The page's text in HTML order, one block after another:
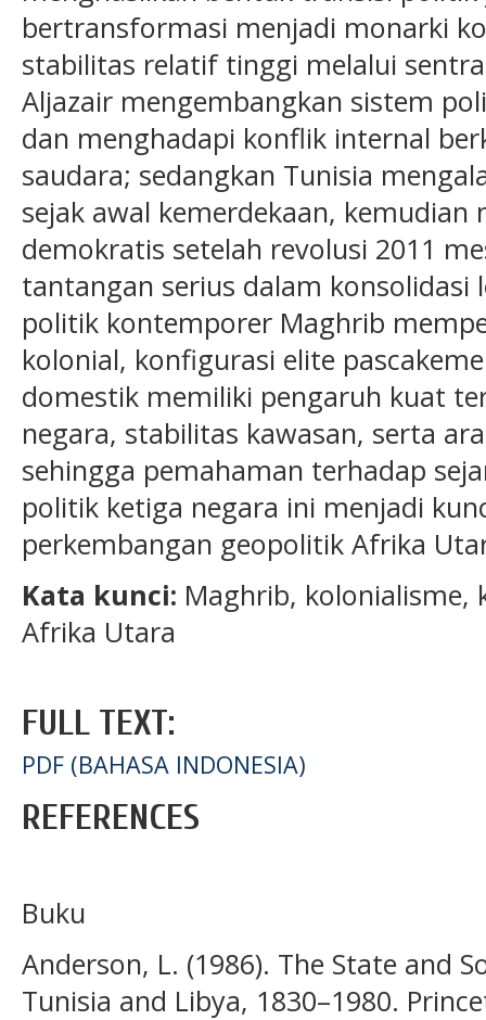
bertransformasi menjadi monarki
stabilitas relatif tinggi melalui
Aljazair mengembangkan sistem
dan menghadapi konflik internal
saudara; sedangkan Tunisia
sejak awal kemerdekaan,
demokratis setelah revolusi 2011
tantangan serius dalam konsolidasi
politik kontemporer Maghrib
kolonial, konfigurasi elite
domestik memiliki pengaruh kuat
negara, stabilitas kawasan, serta
sehingga pemahaman terhadap
politik ketiga negara ini menjadi
perkembangan geopolitik Afrika
Kata kunci: Maghrib, kolonialisme,
Afrika Utara
FULL TEXT:
PDF (BAHASA INDONESIA)
REFERENCES
Buku
Anderson, L. (1986). The State and
Tunisia and Libya, 1830–1980.